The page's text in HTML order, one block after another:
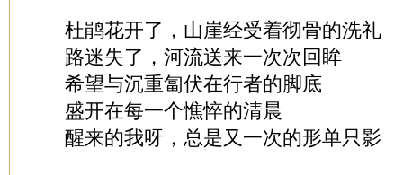
杜鹃花开了，山崖经受着彻骨的洗礼
路迷失了，河流送来一次次回眸
希望与沉重匐伏在行者的脚底
盛开在每一个憔悴的清晨
醒来的我呀，总是又一次的形单只影